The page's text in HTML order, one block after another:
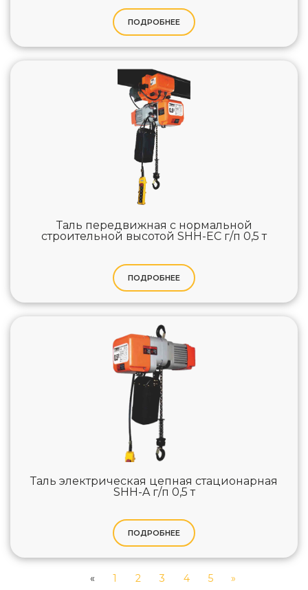
ПОДРОБНЕЕ
Таль передвижная с нормальной
строительной высотой SHH-EC г/п 0,5 т
ПОДРОБНЕЕ
Таль электрическая цепная стационарная
SHH-A г/п 0,5 т
ПОДРОБНЕЕ
« 1 2 3 4 5 »